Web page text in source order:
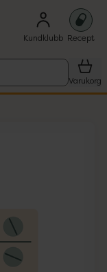
Kundklubb Recept
Varukorg